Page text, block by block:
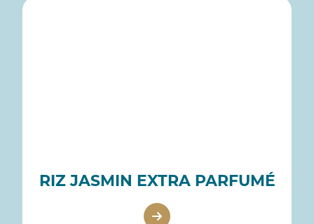
RIZ JASMIN EXTRA PARFUMÉ